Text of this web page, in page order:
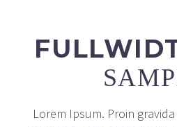
Lorem Ipsum. Proin